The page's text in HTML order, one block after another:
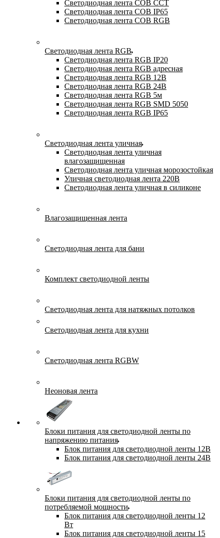
Светодиодная лента COB CCT
Светодиодная лента COB IP65
Светодиодная лента COB RGB
Светодиодная лента RGB
Светодиодная лента RGB IP20
Светодиодная лента RGB адресная
Светодиодная лента RGB 12В
Светодиодная лента RGB 24В
Светодиодная лента RGB 5м
Светодиодная лента RGB SMD 5050
Светодиодная лента RGB IP65
Светодиодная лента уличная
Светодиодная лента уличная
влагозащищенная
Светодиодная лента уличная морозостойкая
Уличная светодиодная лента 220В
Светодиодная лента уличная в силиконе
Влагозащищенная лента
Светодиодная лента для бани
Комплект светодиодной ленты
Светодиодная лента для натяжных потолков
Светодиодная лента для кухни
Светодиодная лента RGBW
Неоновая лента
Блоки питания для светодиодной ленты по
напряжению питания
Блок питания для светодиодной ленты 12В
Блок питания для светодиодной ленты 24В
Блоки питания для светодиодной ленты по
потребляемой мощности
Блок питания для светодиодной ленты 12
Вт
Блок питания для светодиодной ленты 15